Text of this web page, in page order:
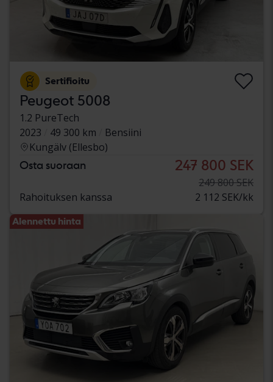
Sertifioitu
Peugeot 5008
1.2 PureTech
2023
49 300 km
Bensiini
Kungälv (Ellesbo)
Osta suoraan 247 800 SEK
249 800 SEK
Rahoituksen kanssa
2 112 SEK/kk
Alennettu hinta